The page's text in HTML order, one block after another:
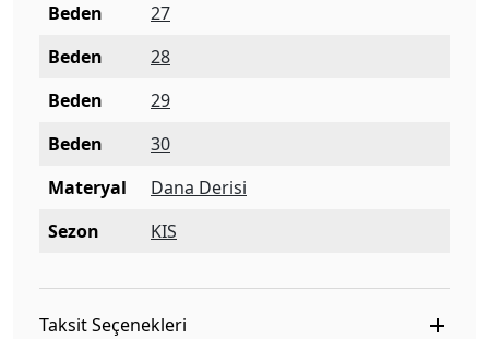
Beden
27
Beden
28
Beden
29
Beden
30
Materyal
Dana Derisi
Sezon
KIS
Taksit Seçenekleri